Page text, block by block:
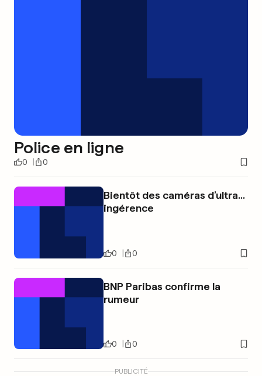
Police en ligne
0 0
Bientôt des caméras d’ultra...
ingérence
0 0
BNP Paribas confirme la
rumeur
0 0
PUBLICITÉ